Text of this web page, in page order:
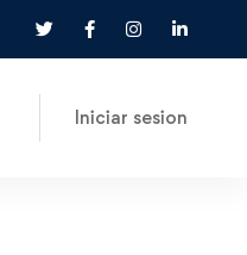
Iniciar sesion